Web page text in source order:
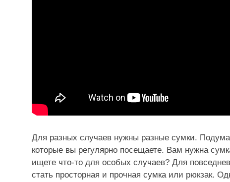
Для разных случаев нужны разные сумки.
которые вы регулярно посещаете. Вам нужна
ищете что-то для особых случаев? Для
стать просторная и прочная сумка или рюкзак.